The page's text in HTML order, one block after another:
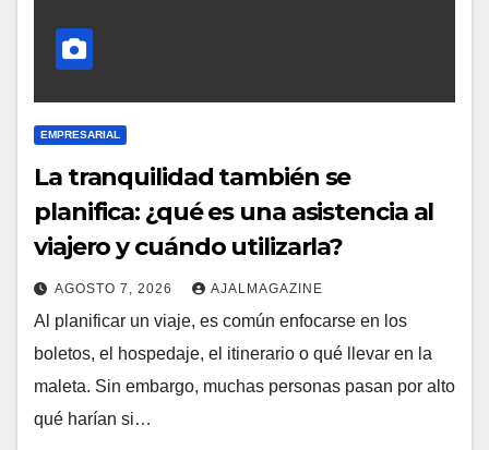
EMPRESARIAL
La tranquilidad también se
planifica: ¿qué es una asistencia al
viajero y cuándo utilizarla?
AGOSTO 7, 2026 AJALMAGAZINE
Al planificar un viaje, es común enfocarse en los
boletos, el hospedaje, el itinerario o qué llevar en la
maleta. Sin embargo, muchas personas pasan por alto
qué harían si…